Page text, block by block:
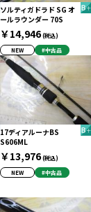
ソルティガドラド SG オ
ールラウンダー 70S
￥14,946(税込)
NEW
#中古品
17ディアルーナBS
S606ML
￥13,976(税込)
NEW
#中古品